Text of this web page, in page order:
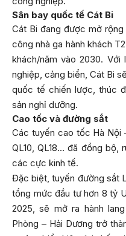
Sân bay quốc tế Cát Bi
Cát Bi đang được mở
công nhà ga hành khách
khách/năm vào 2030.
nghiệp, cảng biển, Cát Bi
quốc tế chiến lược, thúc
sản nghỉ dưỡng.
Cao tốc và đường sắt
Các tuyến cao tốc Hà Nội
QL10, QL18… đã đồng bộ,
các cực kinh tế.
Đặc biệt, tuyến đường sắt
tổng mức đầu tư hơn 8 tỷ
2025, sẽ mở ra hành
Phòng – Hải Dương trở